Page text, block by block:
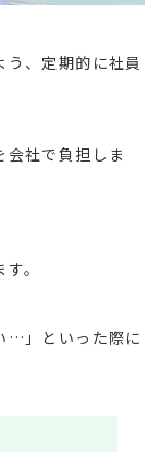
、定期的に社員
社で負担しま
。
…」といった際に